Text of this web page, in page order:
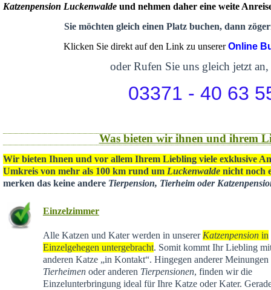
Katzenpension Luckenwalde und nehmen daher eine weite
Sie möchten gleich einen Platz buchen, dann
Klicken Sie direkt auf den Link zu unsererOnline
oder Rufen Sie uns gleich jetzt an,
03371 - 40 63
Was bieten wir ihnen und ihrem
Wir bieten Ihnen und vor allem Ihrem Liebling viele exklusive
Umkreis von mehr als 100 km rund um Luckenwalde nicht noch
merken das keine andere Tierpension, Tierheim oder
Einzelzimmer
Alle Katzen und Kater werden in unserer Katzenpensionin
Einzelgehegen untergebracht. Somit kommt Ihr Liebling
anderen Katze „in Kontakt“. Hingegen anderer Meinungen
Tierheimenoder anderen Tierpensionen, finden wir die
Einzelunterbringung ideal für Ihre Katze oder Kater.